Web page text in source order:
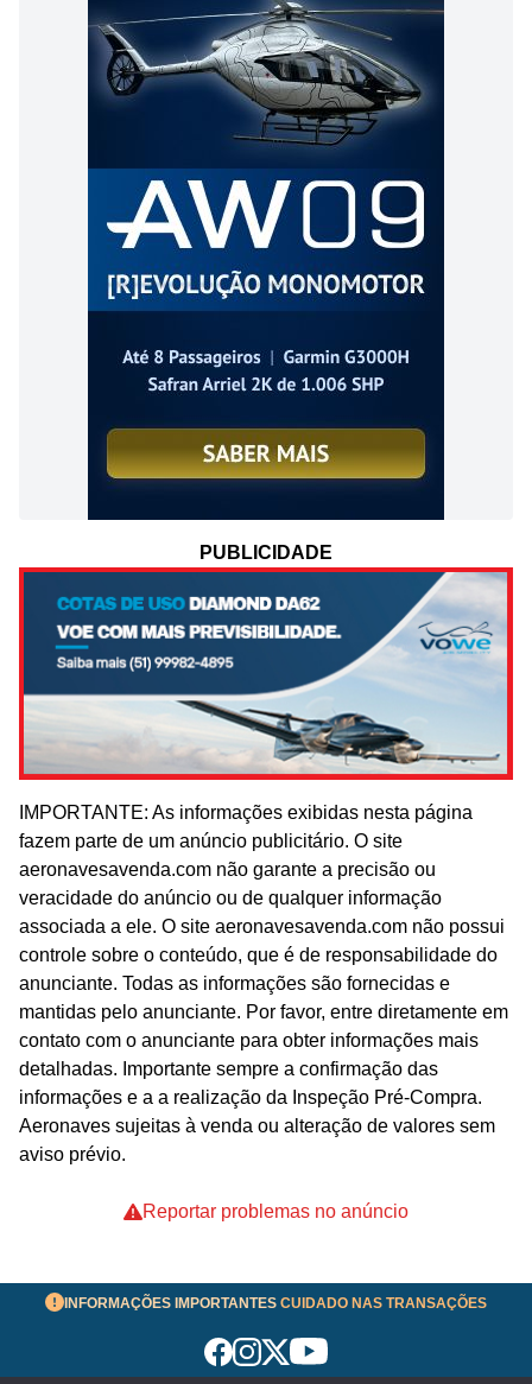
PUBLICIDADE
IMPORTANTE: As informações exibidas nesta página
fazem parte de um anúncio publicitário. O site
aeronavesavenda.com não garante a precisão ou
veracidade do anúncio ou de qualquer informação
associada a ele. O site aeronavesavenda.com não possui
controle sobre o conteúdo, que é de responsabilidade do
anunciante. Todas as informações são fornecidas e
mantidas pelo anunciante. Por favor, entre diretamente em
contato com o anunciante para obter informações mais
detalhadas. Importante sempre a confirmação das
informações e a a realização da Inspeção Pré-Compra.
Aeronaves sujeitas à venda ou alteração de valores sem
aviso prévio.
Reportar problemas no anúncio
INFORMAÇÕES IMPORTANTES CUIDADO NAS TRANSAÇÕES